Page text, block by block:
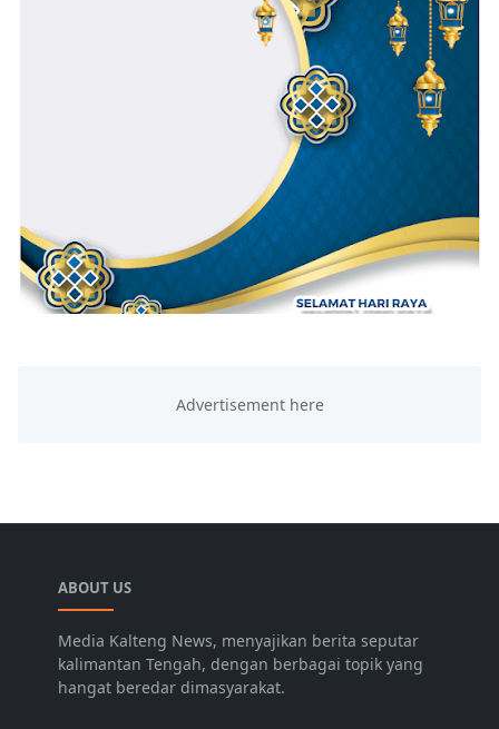
ABOUT US
Media Kalteng News, menyajikan berita seputar
kalimantan Tengah, dengan berbagai topik yang
hangat beredar dimasyarakat.